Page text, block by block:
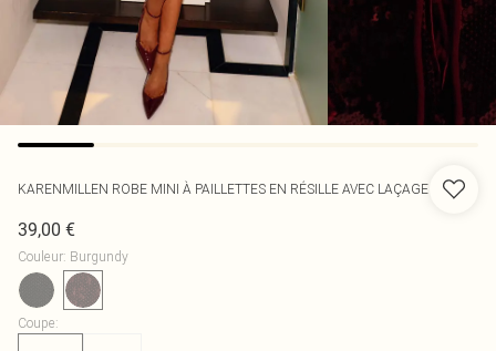
KARENMILLEN ROBE MINI À PAILLETTES EN RÉSILLE AVEC LAÇAGE
39,00 €
Couleur: Burgundy
Coupe: